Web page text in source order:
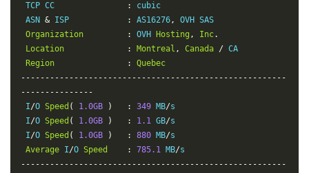
TCP CC
:
cubic
ASN & ISP : AS16276,
OVH SAS
Organization
: OVH Hosting , Inc.
Location
: Montreal , Canada / CA
Region
:
Quebec
-------------------------------------------------------
---------------
I/O Speed ( 1.0GB ) : 349 MB/s
I/O Speed ( 1.0GB ) : 1.1 GB/s
I/O Speed ( 1.0GB ) : 880 MB/s
Average I/O Speed : 785.1 MB/
-------------------------------------------------------